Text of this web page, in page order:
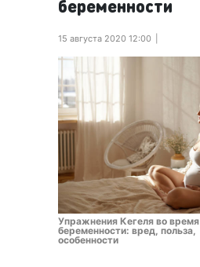
беременности
15 августа 2020 12:00
Упражнения Кегеля во время
беременности: вред, польза,
особенности